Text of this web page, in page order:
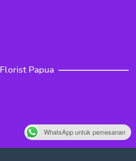
Florist Papua
WhatsApp untuk pemesanan